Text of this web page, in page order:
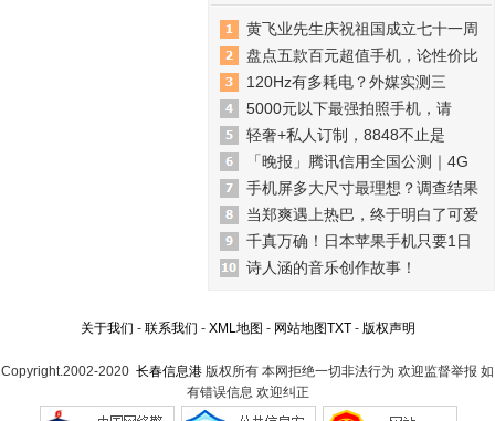
黄飞业先生庆祝祖国成立七十一周
盘点五款百元超值手机，论性价比
120Hz有多耗电？外媒实测三
5000元以下最强拍照手机，请
轻奢+私人订制，8848不止是
「晚报」腾讯信用全国公测｜4G
手机屏多大尺寸最理想？调查结果
当郑爽遇上热巴，终于明白了可爱
千真万确！日本苹果手机只要1日
诗人涵的音乐创作故事！
关于我们 - 联系我们 - XML地图 - 网站地图TXT- 版权声明
Copyright.2002-2020 长春信息港 版权所有 本网拒绝一切非法行为 欢迎监督举报 如
有错误信息 欢迎纠正